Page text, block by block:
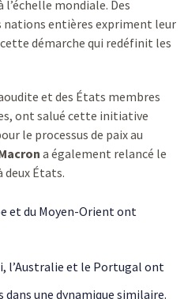
l’échelle mondiale. Des
nations entières expriment leur
démarche qui redéfinit les
et des États membres
ont salué cette initiative
le processus de paix au
a également relancé le
États.
et du Moyen-Orient ont
l’Australie et le Portugal ont
une dynamique similaire.